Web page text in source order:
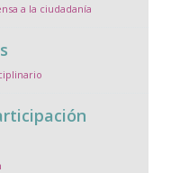
a la ciudadanía